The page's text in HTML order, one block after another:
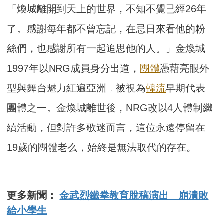
「煥城離開到天上的世界，不知不覺已經26年
了。感謝每年都不曾忘記，在忌日來看他的粉
絲們，也感謝所有一起追思他的人。」金煥城
1997年以NRG成員身分出道， 團體憑藉亮眼外
型與舞台魅力紅遍亞洲，被視為韓流早期代表
團體之一。金煥城離世後，NRG改以4人體制繼
續活動，但對許多歌迷而言，這位永遠停留在
19歲的團體老么，始終是無法取代的存在。
更多新聞：金武烈鐵拳教育脫稿演出 崩潰敗
給小學生